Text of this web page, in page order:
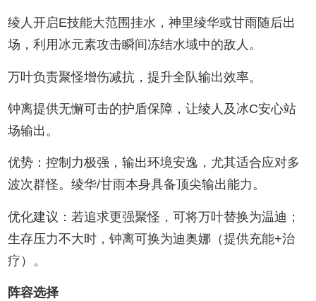
绫人开启E技能大范围挂水，神里绫华或甘雨随后出
场，利用冰元素攻击瞬间冻结水域中的敌人。
万叶负责聚怪增伤减抗，提升全队输出效率。
钟离提供无懈可击的护盾保障，让绫人及冰C安心站
场输出。
优势：控制力极强，输出环境安逸，尤其适合应对多
波次群怪。绫华/甘雨本身具备顶尖输出能力。
优化建议：若追求更强聚怪，可将万叶替换为温迪；
生存压力不大时，钟离可换为迪奥娜（提供充能+治
疗）。
阵容选择